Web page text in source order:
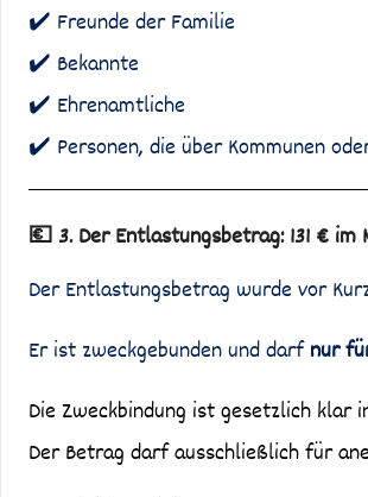
✔️ Freunde der Familie
✔️ Bekannte
✔️ Ehrenamtliche
✔️ Personen, die über Kommunen
💶 3. Der Entlastungsbetrag: 131 € im
Der Entlastungsbetrag wurde vor
Er ist zweckgebunden und darfnur
Die Zweckbindung ist gesetzlich klar
Der Betrag darf ausschließlich für